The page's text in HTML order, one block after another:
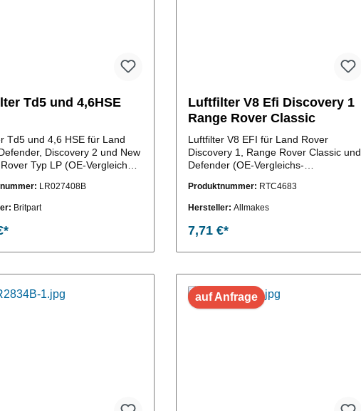
Td5 und 4,6HSE
Td5 und 4,6 HSE für Land
Discovery 2 und New
Typ LP (OE-Vergleichs-
LR027408B
Britpart
Luftfilter V8 Efi Discovery 1
Range Rover Classic
Luftfilter V8 EFI für Land Rover
Discovery 1, Range Rover Classic und
Defender (OE-Vergleichs-
Produktnummer: RTC4683
Hersteller: Allmakes
7,71 €*
auf Anfrage